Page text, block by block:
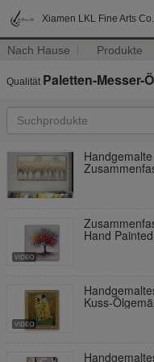
Xiamen LKL Fine Arts
Nach Hause Produkte
Qualität Paletten-Messer-
Hand
Kuss-